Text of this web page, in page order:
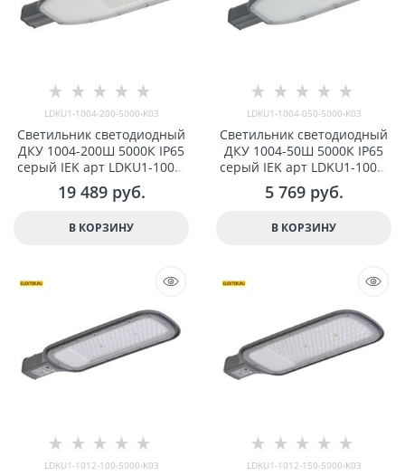
LDKU1-1004-200-5000-K03
Светильник светодиодный
ДКУ 1004-200Ш 5000К IP65
серый IEK арт LDKU1-1004-
200-5000-K03
19 489 руб.
В КОРЗИНУ
LDKU1-1004-050-5000-K03
Светильник светодиодный
ДКУ 1004-50Ш 5000К IP65
серый IEK арт LDKU1-1004-
050-5000-K03
5 769 руб.
В КОРЗИНУ
LDKU1-1012-100-5000-K03 LDKU1-1012-150-5000-K03